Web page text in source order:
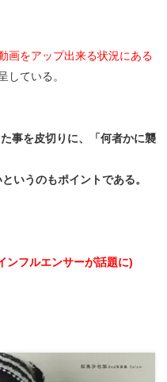
画をアップ出来る状況にある
している。
事を皮切りに、「何者かに襲
いうのもポイントである。
ンフルエンサーが話題に)